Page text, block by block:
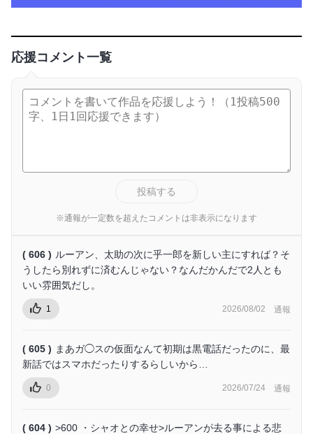
応援コメント一覧
投稿する
※通報が一定数を超えたコメントは非表示になります
( 606 ) ルーアン、太助の次に乎一郎を新しい主にすれば？そ
うしたら別れずに済むんじゃない？なんだかんだで2人とも
いい雰囲気だし。
1 2026/08/02 通報
( 605 ) まあガ◯スの仮面なんて初期は黒電話だったのに、最
新話ではスマホだったりするらしいから…
0 2026/07/24 通報
( 604 ) >600 ・シャオとの幸せ>ルーアンが去る事による悲